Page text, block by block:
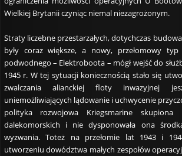
Wielkiej Brytanii czyniąc niemal niezagrożonym.
Straty liczebne przestarzałych, dotychczas
były coraz większe, a nowy, przełomowy typ
podwodnego – Elektroboota – mógł wejść do
1945 r. W tej sytuacji koniecznością stało się
zwalczania alianckiej floty inwazyjnej
uniemożliwiających lądowanie i uchwycenie
polityka rozwojowa Kriegsmarine skupiona
dalekomorskich i nie dysponowała ona
wyzwania. Toteż na przełomie lat 1943 i
utworzeniu dowództwa małych zespołów